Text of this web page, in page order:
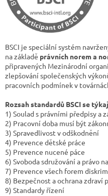
BSCI je speciální systém
na základě právních norem a
připravených Mezinárodní
zlepšování společenských
pracovních podmínek v
Rozsah standardů BSCI se
1) Soulad s právními předpisy a
2) Pracovní doba musí být
3) Spravedlivost v odškodnění
4) Prevence dětské práce
5) Prevence nucené páce
6) Svoboda sdružování a právo
7) Prevence všech forem
8) Bezpečnost a ochrana zdraví
9) Standardy řízení